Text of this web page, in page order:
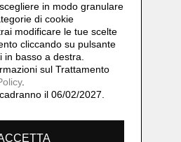
15
in modo granulare
di cookie
modificare le tue scelte
cliccando su pulsante
basso a destra.
sul Trattamento
.
il 06/02/2027.